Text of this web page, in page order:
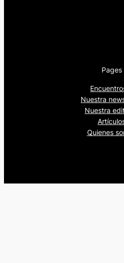
Pages
Nuestra
Nuestra
Quienes